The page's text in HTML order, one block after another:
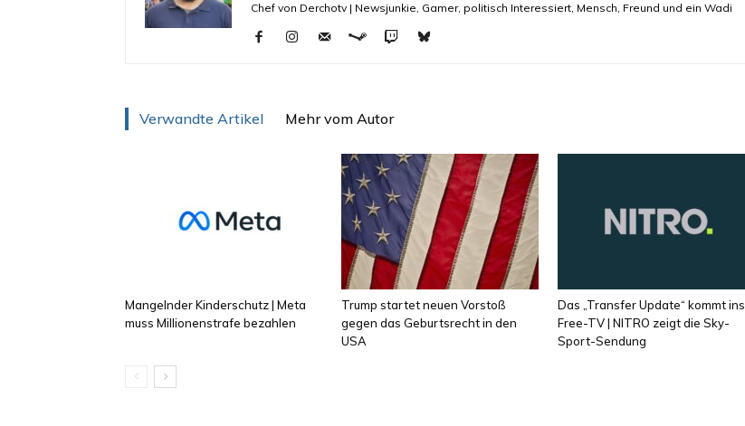
Chef von Derchotv | Newsjunkie, Gamer, politisch Interessiert, Mensch, Freund und ein Wadi
Verwandte Artikel Mehr vom Autor
Mangelnder Kinderschutz | Meta
muss Millionenstrafe bezahlen
Trump startet neuen Vorstoß
gegen das Geburtsrecht in den
USA
Das „Transfer Update“ kommt ins
Free-TV | NITRO zeigt die Sky-
Sport-Sendung